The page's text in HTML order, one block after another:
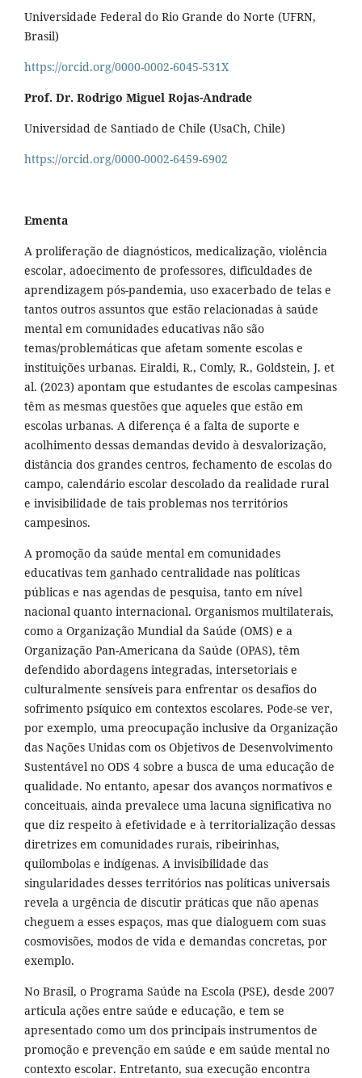
Universidade Federal do Rio Grande do Norte (UFRN,
Brasil)
https://orcid.org/0000-0002-6045-531X
Prof. Dr. Rodrigo Miguel Rojas-Andrade
Universidad de Santiado de Chile (UsaCh, Chile)
https://orcid.org/0000-0002-6459-6902
Ementa
A proliferação de diagnósticos, medicalização, violência
escolar, adoecimento de professores, dificuldades de
aprendizagem pós-pandemia, uso exacerbado de telas e
tantos outros assuntos que estão relacionadas à saúde
mental em comunidades educativas não são
temas/problemáticas que afetam somente escolas e
instituições urbanas. Eiraldi, R., Comly, R., Goldstein, J. et
al. (2023) apontam que estudantes de escolas campesinas
têm as mesmas questões que aqueles que estão em
escolas urbanas. A diferença é a falta de suporte e
acolhimento dessas demandas devido à desvalorização,
distância dos grandes centros, fechamento de escolas do
campo, calendário escolar descolado da realidade rural
e invisibilidade de tais problemas nos territórios
campesinos.
A promoção da saúde mental em comunidades
educativas tem ganhado centralidade nas políticas
públicas e nas agendas de pesquisa, tanto em nível
nacional quanto internacional. Organismos multilaterais,
como a Organização Mundial da Saúde (OMS) e a
Organização Pan-Americana da Saúde (OPAS), têm
defendido abordagens integradas, intersetoriais e
culturalmente sensíveis para enfrentar os desafios do
sofrimento psíquico em contextos escolares. Pode-se ver,
por exemplo, uma preocupação inclusive da Organização
das Nações Unidas com os Objetivos de Desenvolvimento
Sustentável no ODS 4 sobre a busca de uma educação de
qualidade. No entanto, apesar dos avanços normativos e
conceituais, ainda prevalece uma lacuna significativa no
que diz respeito à efetividade e à territorialização dessas
diretrizes em comunidades rurais, ribeirinhas,
quilombolas e indígenas. A invisibilidade das
singularidades desses territórios nas políticas universais
revela a urgência de discutir práticas que não apenas
cheguem a esses espaços, mas que dialoguem com suas
cosmovisões, modos de vida e demandas concretas, por
exemplo.
No Brasil, o Programa Saúde na Escola (PSE), desde 2007
articula ações entre saúde e educação, e tem se
apresentado como um dos principais instrumentos de
promoção e prevenção em saúde e em saúde mental no
contexto escolar. Entretanto, sua execução encontra